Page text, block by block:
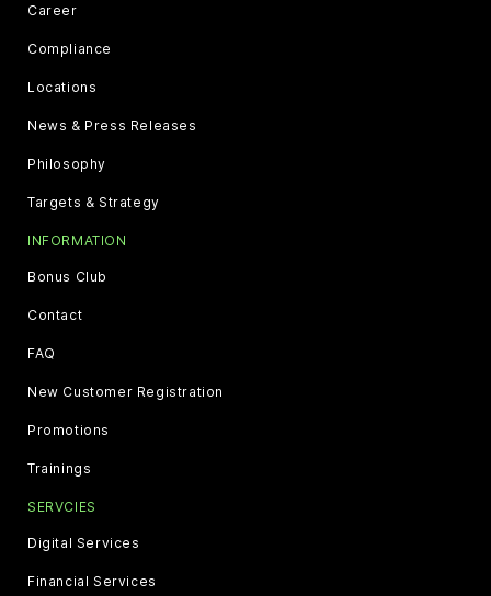
Career
Compliance
Locations
News & Press Releases
Philosophy
Targets & Strategy
INFORMATION
Bonus Club
Contact
FAQ
New Customer Registration
Promotions
Trainings
SERVCIES
Digital Services
Financial Services